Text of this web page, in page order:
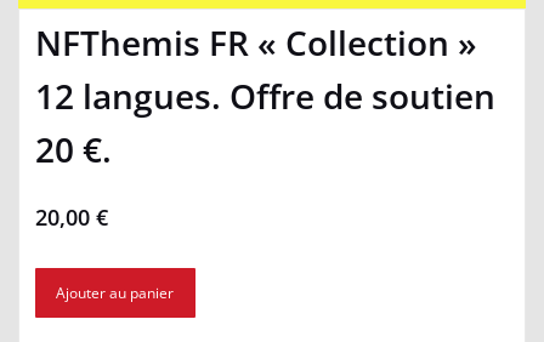
NFThemis FR « Collection »
12 langues. Offre de soutien
20 €.
20,00 €
Ajouter au panier